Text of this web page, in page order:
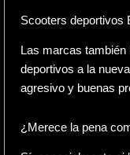
Scooters deportivos
Las marcas
deportivos a la
agresivo y buenas
¿Merece la pena